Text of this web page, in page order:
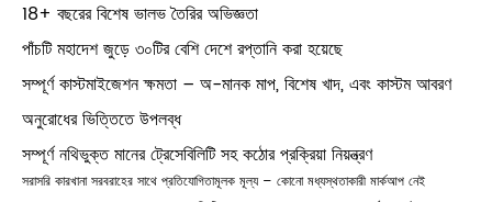
18+ বছরের বিশেষ ভালভ তৈরির অভিজ্ঞতা
পাঁচটি মহাদেশ জুড়ে ৩০টির বেশি দেশে রপ্তানি করা হয়েছে
সম্পূর্ণ কাস্টমাইজেশন ক্ষমতা – অ-মানক মাপ, বিশেষ খাদ, এবং কাস্টম আবরণ
অনুরোধের ভিত্তিতে উপলব্ধ
সম্পূর্ণ নথিভুক্ত মানের ট্রেসেবিলিটি সহ কঠোর প্রক্রিয়া নিয়ন্ত্রণ
সরাসরি কারখানা সরবরাহের সাথে প্রতিযোগিতামূলক মূল্য – কোনো মধ্যস্থতাকারী মার্কআপ নেই